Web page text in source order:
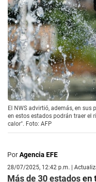
El NWS advirtió, además, en
en estos estados podrán traer el
calor". Foto: AFP
PorAgencia EFE
28/07/2025, 12:42 p.m. |
Más de 30 estadosen